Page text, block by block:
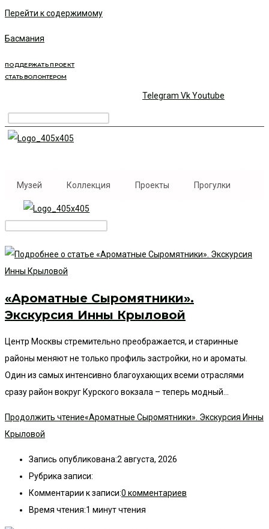
Перейти к содержимому
Басмания
ПОДДЕРЖАТЬ ПРОЕКТ
СТАТЬ ВОЛОНТЕРОМ
Telegram VkYoutube
Музей Коллекция Проекты Прогулки
«Ароматные Сыромятники».
Экскурсия Инны Крыловой
Центр Москвы стремительно преображается, и старинные
районы меняют не только профиль застройки, но и ароматы.
Один из самых интенсивно благоухающих всеми отраслями
сразу район вокруг Курского вокзала – теперь модный…
Продолжить чтение«Ароматные Сыромятники». Экскурсия Инны
Крыловой
Запись опубликована:2 августа, 2026
Рубрика записи:
Комментарии к записи:0 комментариев
Время чтения:1 минут чтения